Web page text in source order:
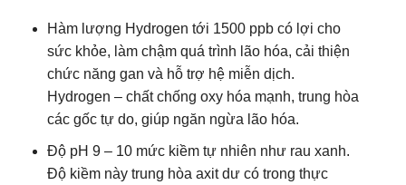
đưa pH cơ thể về trạng thái cân bằng lí tưởng.
Nhằm hỗ trợ và ngăn ngừa các bệnh về tiêu hóa
như trào ngược, dạ dày, giảm độ cồn, giảm tác
hại rượu bia…